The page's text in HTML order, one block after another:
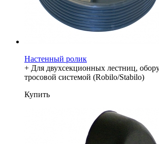
Настенный ролик
+ Для двухсекционных лестниц,
тросовой системой (Robilo/Stabilo)
Купить